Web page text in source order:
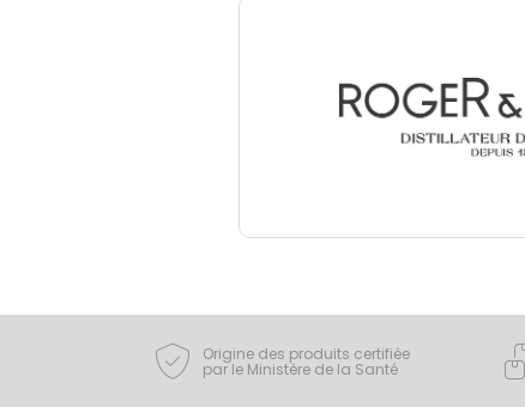
Origine des produits certifiée
par le Ministère de la Santé